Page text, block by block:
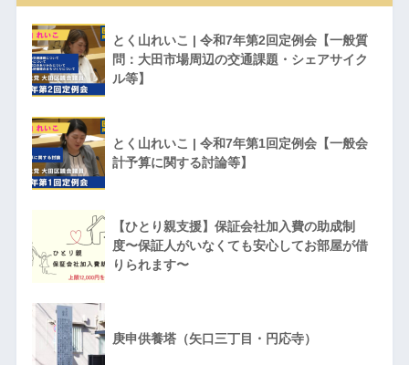
とく山れいこ | 令和7年第2回定例会【一般質
問：大田市場周辺の交通課題・シェアサイク
ル等】
とく山れいこ | 令和7年第1回定例会【一般会
計予算に関する討論等】
【ひとり親支援】保証会社加入費の助成制
度〜保証人がいなくても安心してお部屋が借
りられます〜
庚申供養塔（矢口三丁目・円応寺）